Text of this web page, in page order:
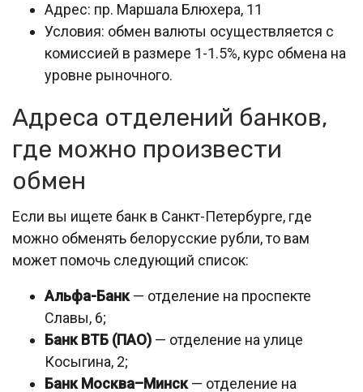
Адрес: пр. Маршала Блюхера, 11
Условия: обмен валюты осуществляется с
комиссией в размере 1-1.5%, курс обмена на
уровне рыночного.
Адреса отделений банков,
где можно произвести
обмен
Если вы ищете банк в Санкт-Петербурге, где
можно обменять белорусские рубли, то вам
может помочь следующий список:
Альфа-Банк— отделение на проспекте
Славы, 6;
Банк ВТБ (ПАО) — отделение на улице
Косыгина, 2;
Банк Москва–Минск— отделение на